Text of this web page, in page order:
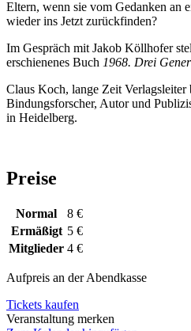
Eltern, wenn sie vom Gedanken an
wieder ins Jetzt zurückfinden?
Im Gespräch mit Jakob Köllhofer
erschienenes Buch 1968. Drei
Claus Koch, lange Zeit Verlagsleiter
Bindungsforscher, Autor und
in Heidelberg.
Preise
Normal
8 €
Ermäßigt 5 €
Mitglieder 4 €
Aufpreis an der Abendkasse
Tickets kaufen
Veranstaltung merken